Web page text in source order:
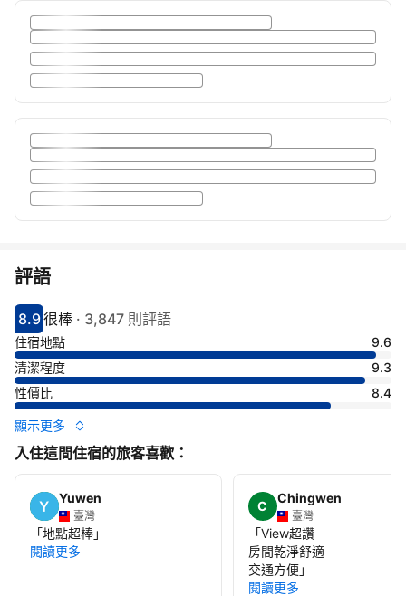
評語
分數8.9分
8.9
評比很棒
很棒 · 3,847 則評語
住宿地點
9.6
清潔程度
9.3
性價比
8.4
顯示更多
入住這間住宿的旅客喜歡：
Yuwen
臺灣
「地點超棒」
閱讀更多
C
Chingwen
臺灣
「View超讚
房間乾淨舒適
交通方便」
閱讀更多